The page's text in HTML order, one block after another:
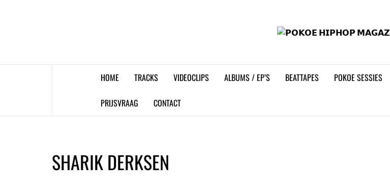
HOME TRACKS VIDEOCLIPS ALBUMS / EP’S BEATTAPES POKOE SESSIES
PRIJSVRAAG CONTACT
SHARIK DERKSEN